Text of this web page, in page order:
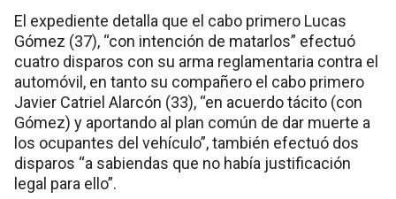
El expediente detalla que el cabo primero Lucas
Gómez (37), “con intención de matarlos” efectuó
cuatro disparos con su arma reglamentaria contra el
automóvil, en tanto su compañero el cabo primero
Javier Catriel Alarcón (33), “en acuerdo tácito (con
Gómez) y aportando al plan común de dar muerte a
los ocupantes del vehículo”, también efectuó dos
disparos “a sabiendas que no había justificación
legal para ello”.